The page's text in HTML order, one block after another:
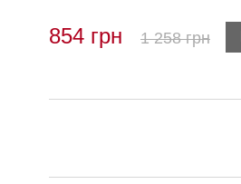
854 грн 1 258 грн